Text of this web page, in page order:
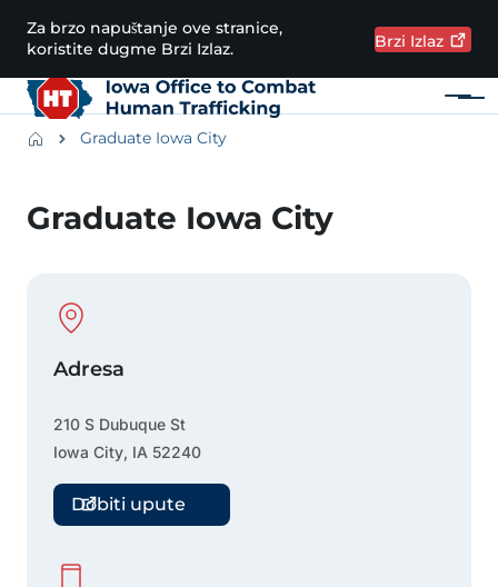
Preskoči na glavni sadržaj
Za brzo napuštanje ove stranice,
koristite dugme Brzi Izlaz.
Brzi Izlaz
Meni
BreadcrumbsGraduate Iowa City
Graduate Iowa City
Physical Location
Adresa
210 S Dubuque St
Iowa City, IA 52240
Dobiti upute